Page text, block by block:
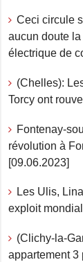
Ceci circule
aucun doute
électrique de
(Chelles):
Torcy ont
Fontenay-
révolution à
[09.06.2023]
Les Ulis,
exploit
(Clichy-la-
appartement